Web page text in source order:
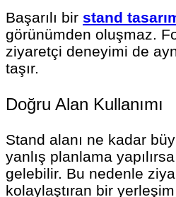
Başarılı bir stand
görünümden oluşmaz.
ziyaretçi deneyimi de
taşır.
Doğru Alan Kullanımı
Stand alanı ne kadar
yanlış planlama
gelebilir. Bu nedenle
kolaylaştıran bir yerleşim